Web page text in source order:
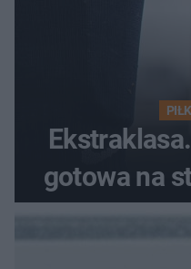
gotowa na